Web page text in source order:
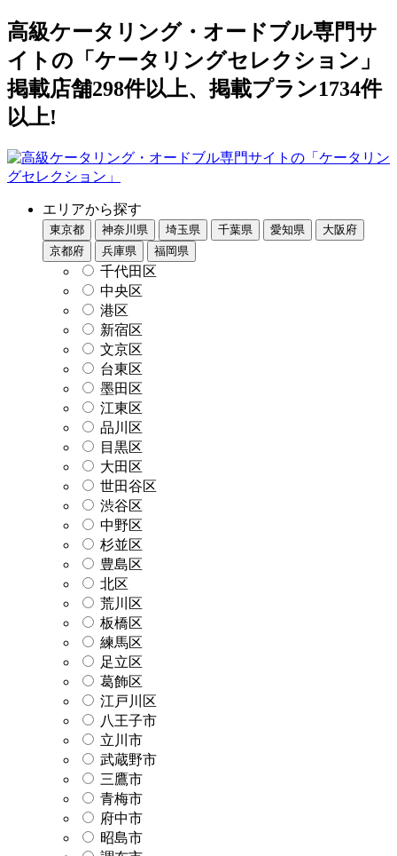
高級ケータリング・オードブル専門サ
イトの「ケータリングセレクション」
掲載店舗298件以上、掲載プラン1734件
以上!
エリアから探す
東京都 神奈川県 埼玉県 千葉県 愛知県
大阪府
京都府
兵庫県 福岡県
千代田区
中央区
港区
新宿区
文京区
台東区
墨田区
江東区
品川区
目黒区
大田区
世田谷区
渋谷区
中野区
杉並区
豊島区
北区
荒川区
板橋区
練馬区
足立区
葛飾区
江戸川区
八王子市
立川市
武蔵野市
三鷹市
青梅市
府中市
昭島市